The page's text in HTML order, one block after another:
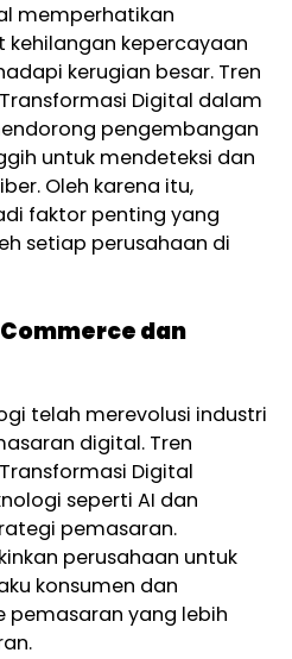
memperhatikan
kepercayaan
kerugian besar. Tren
Digital dalam
pengembangan
untuk mendeteksi dan
Oleh karena itu,
faktor penting yang
setiap perusahaan di
dan
telah merevolusi industri
digital. Tren
Digital
seperti AI dan
pemasaran.
perusahaan untuk
konsumen dan
yang lebih